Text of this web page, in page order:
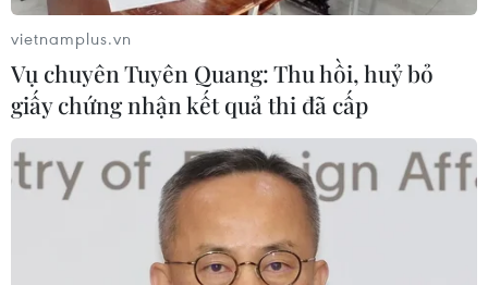
Đồng USD trước bước ngoặt do đồng
yen mạnh lên và số liệu việc làm Mỹ
06/08/2026 05:14
Tây Ninh: Tạo điều kiện hình thành
doanh nghiệp công nghệ chiến lược
vietnamplus.vn
Vụ chuyên Tuyên Quang: Thu hồi, huỷ bỏ
giấy chứng nhận kết quả thi đã cấp